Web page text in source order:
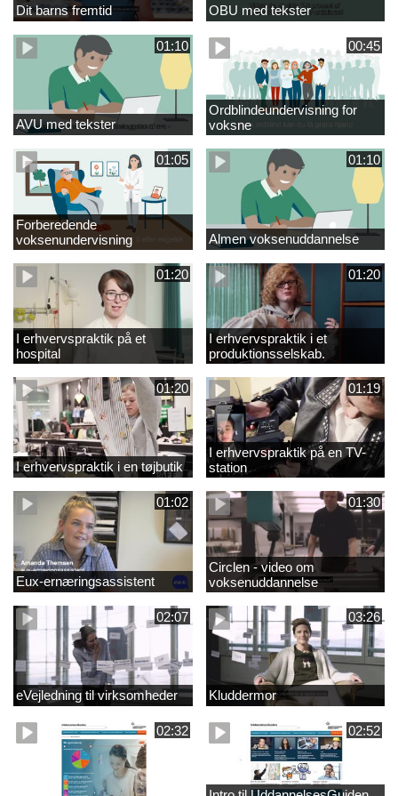
Dit barns fremtid OBU med tekster
01:10
AVU med tekster
00:45
Ordblindeundervisning for
voksne
01:05
Forberedende
voksenundervisning
01:10
Almen voksenuddannelse
01:20
I erhvervspraktik på et
hospital
01:20
I erhvervspraktik i et
produktionsselskab.
01:20
I erhvervspraktik i en tøjbutik
01:19
I erhvervspraktik på en TV-
station
01:02
Eux-ernæringsassistent
01:30
Circlen - video om
voksenuddannelse
02:07
eVejledning til virksomheder
03:26
Kluddermor
02:32 02:52